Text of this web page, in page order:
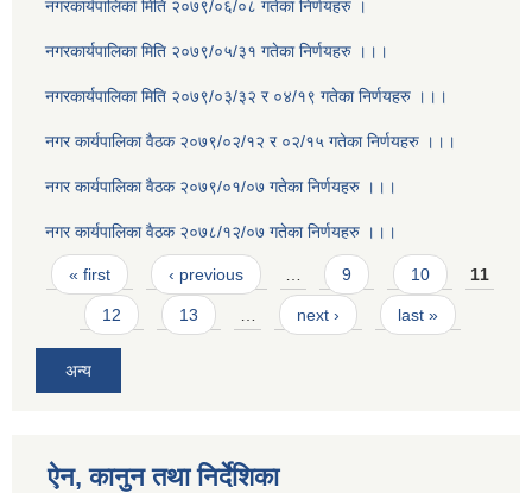
नगरकार्यपालिका मिति २०७९/०६/०८ गतेका निर्णयहरु ।
नगरकार्यपालिका मिति २०७९/०५/३१ गतेका निर्णयहरु ।।।
नगरकार्यपालिका मिति २०७९/०३/३२ र ०४/१९ गतेका निर्णयहरु ।।।
नगर कार्यपालिका वैठक २०७९/०२/१२ र ०२/१५ गतेका निर्णयहरु ।।।
नगर कार्यपालिका वैठक २०७९/०१/०७ गतेका निर्णयहरु ।।।
नगर कार्यपालिका वैठक २०७८/१२/०७ गतेका निर्णयहरु ।।।
Pages
« first ‹ previous … 9 10 11
12 13 … next › last »
अन्य
ऐन, कानुन तथा निर्देशिका